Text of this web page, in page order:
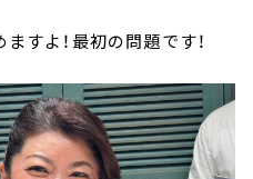
すよ！最初の問題です！